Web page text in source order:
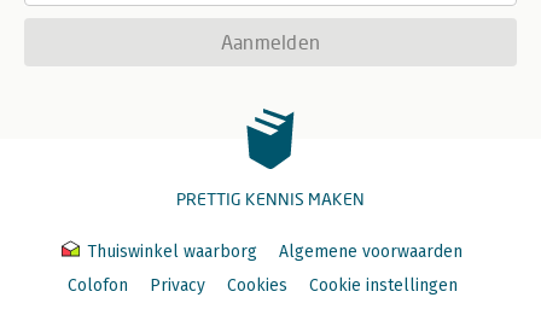
Aanmelden
PRETTIG KENNIS MAKEN
Thuiswinkel waarborg
Algemene voorwaarden
Colofon
Privacy Cookies Cookie instellingen